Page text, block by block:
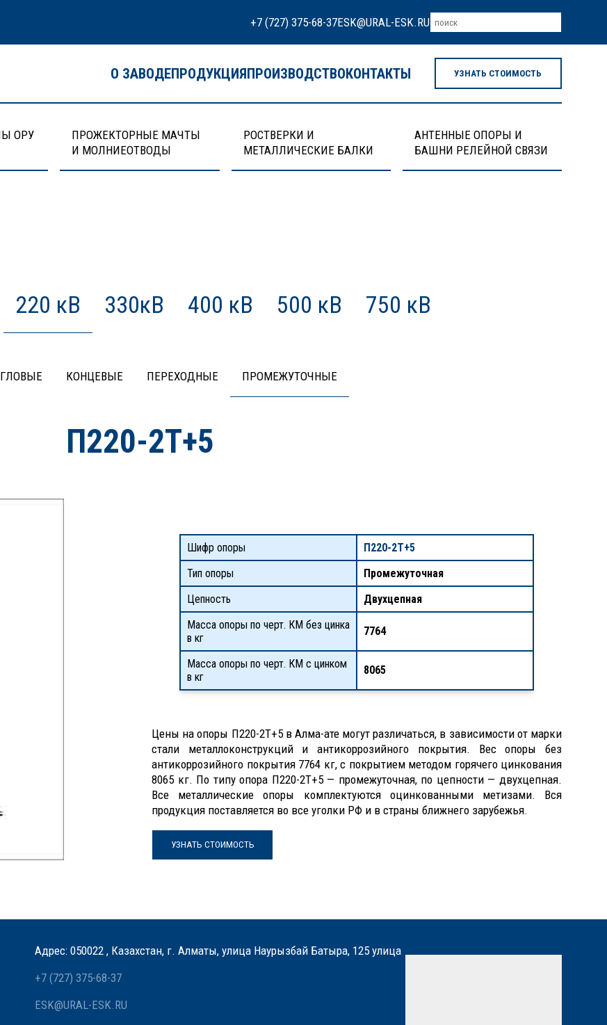
+7 (727) 375-68-37ESK@URAL-ESK.RU
О ЗАВОДЕПРОДУКЦИЯПРОИЗВОДСТВОКОНТАКТЫ УЗНАТЬ СТОИМОСТЬ
ОРУ
ПРОЖЕКТОРНЫЕ МАЧТЫ
И МОЛНИЕОТВОДЫ
РОСТВЕРКИ И
МЕТАЛЛИЧЕСКИЕ БАЛКИ
АНТЕННЫЕ ОПОРЫ И
БАШНИ РЕЛЕЙНОЙ СВЯЗИ
220 кВ 330кВ 400 кВ 500 кВ 750 кВ
КОНЦЕВЫЕ ПЕРЕХОДНЫЕ ПРОМЕЖУТОЧНЫЕ
П220-2Т+5
Шифр опоры
П220-2Т+5
Тип опоры
Промежуточная
Цепность
Двухцепная
Масса опоры по черт. КМ без цинка
в кг
7764
Масса опоры по черт. КМ с цинком
в кг
8065
Цены на опоры П220-2Т+5 в Алма-ате могут различаться, в зависимости от марки
стали металлоконструкций и антикоррозийного покрытия. Вес опоры без
антикоррозийного покрытия 7764 кг, с покрытием методом горячего цинкования
8065 кг. По типу опора П220-2Т+5 — промежуточная, по цепности — двухцепная.
Все металлические опоры комплектуются оцинкованными метизами. Вся
продукция поставляется во все уголки РФ и в страны ближнего зарубежья.
УЗНАТЬ СТОИМОСТЬ
Адрес: 050022 , Казахстан, г. Алматы, улица Наурызбай Батыра, 125 улица
+7 (727) 375-68-37
ESK@URAL-ESK.RU